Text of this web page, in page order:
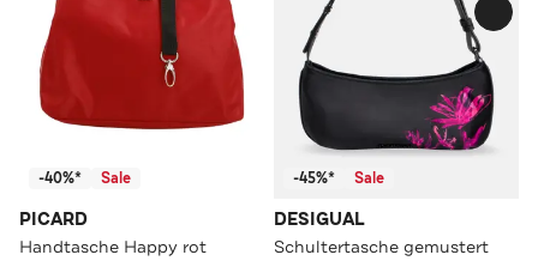
-40%* Sale
PICARD
Handtasche Happy rot
-45%* Sale
DESIGUAL
Schultertasche gemustert